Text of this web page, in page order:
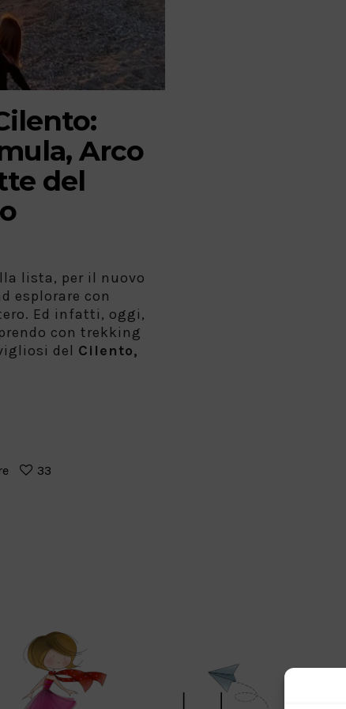
Arco
del
lista, per il nuovo
esplorare con
Ed infatti, oggi,
con trekking
del Cilento,
33